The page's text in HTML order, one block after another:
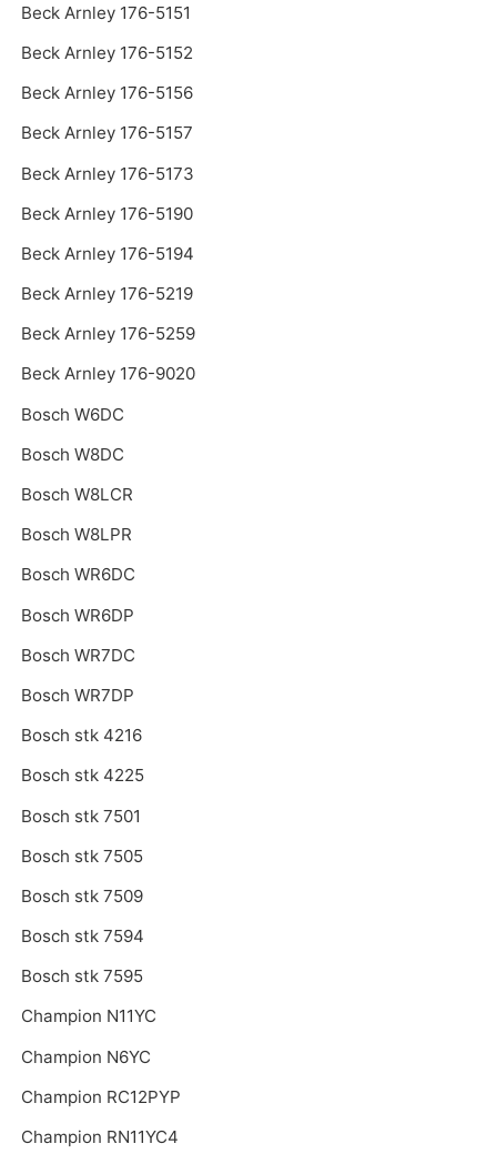
Beck Arnley 176-5151
Beck Arnley 176-5152
Beck Arnley 176-5156
Beck Arnley 176-5157
Beck Arnley 176-5173
Beck Arnley 176-5190
Beck Arnley 176-5194
Beck Arnley 176-5219
Beck Arnley 176-5259
Beck Arnley 176-9020
Bosch W6DC
Bosch W8DC
Bosch W8LCR
Bosch W8LPR
Bosch WR6DC
Bosch WR6DP
Bosch WR7DC
Bosch WR7DP
Bosch stk 4216
Bosch stk 4225
Bosch stk 7501
Bosch stk 7505
Bosch stk 7509
Bosch stk 7594
Bosch stk 7595
Champion N11YC
Champion N6YC
Champion RC12PYP
Champion RN11YC4